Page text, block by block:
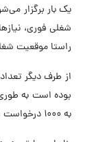
یک بار برگزار
راستا موقعیت
از طرف دیگر
بوده است به
به 1000 درخواست ارسال شده است.